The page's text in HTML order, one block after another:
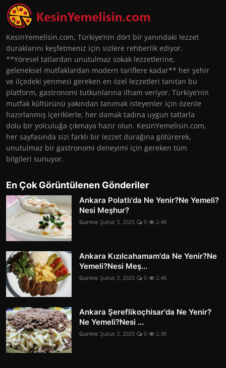
KesinYemelisin.com, Türkiye’nin dört bir yanındaki lezzet
duraklarını keşfetmeniz için sizlere rehberlik ediyor.
**Yöresel tatlardan unutulmaz sokak lezzetlerine,
geleneksel mutfaklardan modern tariflere kadar** her şehir
ve ilçedeki yenmesi gereken en özel lezzetleri tanıtan bu
platform, gastronomi tutkunlarına ilham veriyor. Türkiye’nin
mutfak kültürünü yakından tanımak isteyenler için özenle
hazırlanmış içeriklerle, her damak tadına uygun tatlarla
dolu bir yolculuğa çıkmaya hazır olun. KesinYemelisin.com,
her sayfasında sizi farklı bir lezzet durağına götürerek,
unutulmaz bir gastronomi deneyimi için gereken tüm
bilgileri sunuyor.
En Çok Görüntülenen Gönderiler
Ankara Polatlı'da Ne Yenir?Ne Yemeli?
Nesi Meşhur?
Gurme Şubat 3, 2025 0 2.4K
Ankara Kızılcahamam'da Ne Yenir?Ne
Yemeli?Nesi Meş...
Gurme Şubat 3, 2025 0 2.4K
Ankara Şereflikoçhisar'da Ne Yenir?
Ne Yemeli?Nesi ...
Gurme Şubat 3, 2025 0 2.3K